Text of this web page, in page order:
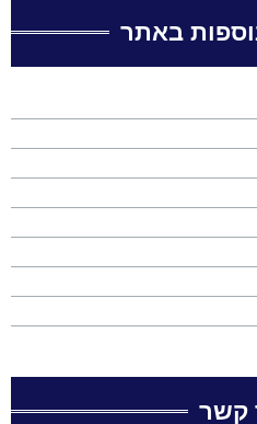
באתר
קשר